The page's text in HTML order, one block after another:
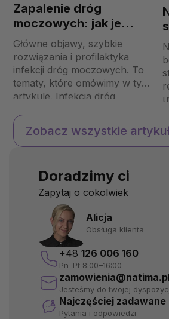
Zapalenie dróg
moczowych: jak je
rozpoznać i szybko
leczyć?
Główne objawy, szybkie
rozwiązania i profilaktyka
infekcji dróg moczowych. To
tematy, które omówimy w tym
artykule. Infekcja dróg
którego doświadczyło wielu
ludzi przynajmniej raz w życiu.
Ten nieprzyjemny stan, znany
pęcherza moczowego, zwykle
pojawia się w najmniej
odpowiednich momentach –
Zobacz wszystkie
Doradzimy ci
Zapytaj o cokolwiek
Alicja
Obsługa klienta
+48 126 006 160
Pn–Pt 8:00–16:00
Jesteśmy do twojej
Najczęściej
Pytania i odpowiedzi